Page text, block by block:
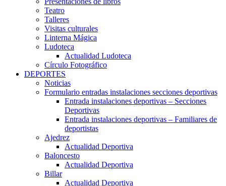
Teatro
Talleres
Visitas culturales
Linterna Mágica
Ludoteca
Actualidad Ludoteca
Círculo Fotográfico
DEPORTES
Noticias
Formulario entradas instalaciones secciones deportivas
Entrada instalaciones deportivas – Secciones
Deportivas
Entrada instalaciones deportivas – Familiares de
deportistas
Ajedrez
Actualidad Deportiva
Baloncesto
Actualidad Deportiva
Billar
Actualidad Deportiva